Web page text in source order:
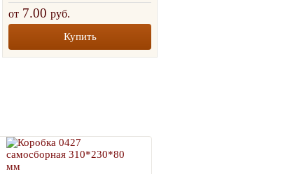
от 7.00руб.
Купить